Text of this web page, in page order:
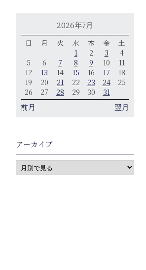
2026年7月
日 月 火 水 木 金
土
1
2 3
4
5
6 7 8 9 10
11
12
13 14 15 16 17
18
19
20 21 22 23 24
25
26
27 28 29 30 31
前月 翌月
アーカイブ